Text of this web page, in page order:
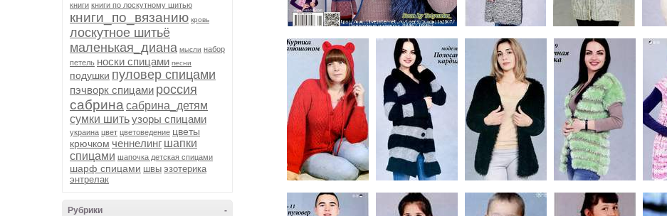
книги книги по лоскутному шитью
книги_по_вязанию кровь
лоскутное шитьё
маленькая_диана мысли набор
петель носки спицами песни
подушки пуловер спицами
пэчворк спицами россия
сабрина сабрина_детям
сумки шитьузоры спицами
украина цвет цветоведение цветы
крючком ченнелинг шапки
спицами шапочка детская спицами
шарф спицами швы эзотерика
энтрелак
-
Рубрики